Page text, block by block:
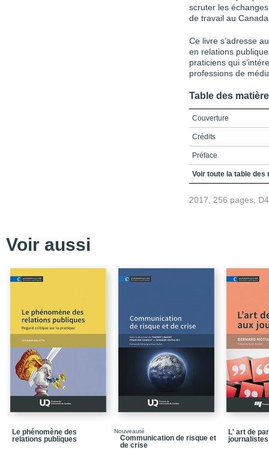
scruter les
de travail au
Ce livre s’adresse
en rela­tions
praticiens qui
professions de
Table des
Couverture
Crédits
Préface
De quelles
Liste des tableaux
du journalisme
Bibliographie
Chapitre 1. Les
discours journalistique
Bibliographie
Chapitre 2. Les
production
Chapitre 3. La
Voir toute la table des
2017, 256 pages,
Voir aussi
Le phénomène des
relations publiques
Nouveauté
Communication de risque et
de crise
L' art de
journalistes